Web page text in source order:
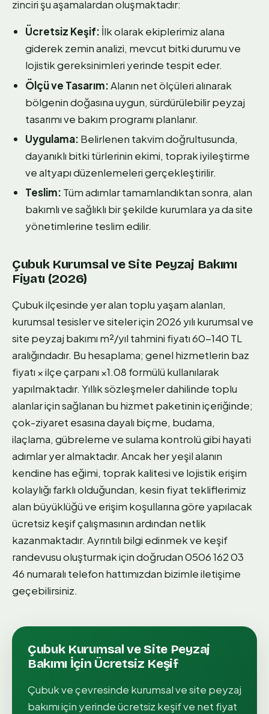
zinciri şu aşamalardan oluşmaktadır:
Ücretsiz Keşif: İlk olarak ekiplerimiz alana
giderek zemin analizi, mevcut bitki durumu ve
lojistik gereksinimleri yerinde tespit eder.
Ölçü ve Tasarım:Alanın net ölçüleri alınarak
bölgenin doğasına uygun, sürdürülebilir peyzaj
tasarımı ve bakım programı planlanır.
Uygulama: Belirlenen takvim doğrultusunda,
dayanıklı bitki türlerinin ekimi, toprak iyileştirme
ve altyapı düzenlemeleri gerçekleştirilir.
Teslim: Tüm adımlar tamamlandıktan sonra, alan
bakımlı ve sağlıklı bir şekilde kurumlara ya da site
yönetimlerine teslim edilir.
Çubuk Kurumsal ve Site Peyzaj Bakımı
Fiyatı (2026)
Çubuk ilçesinde yer alan toplu yaşam alanları,
kurumsal tesisler ve siteler için 2026 yılı kurumsal ve
site peyzaj bakımı m²/yıl tahmini fiyatı 60-140 TL
aralığındadır. Bu hesaplama; genel hizmetlerin baz
fiyatı × ilçe çarpanı ×1.08 formülü kullanılarak
yapılmaktadır. Yıllık sözleşmeler dahilinde toplu
alanlar için sağlanan bu hizmet paketinin içeriğinde;
çok-ziyaret esasına dayalı biçme, budama,
ilaçlama, gübreleme ve sulama kontrolü gibi hayati
adımlar yer almaktadır. Ancak her yeşil alanın
kendine has eğimi, toprak kalitesi ve lojistik erişim
kolaylığı farklı olduğundan, kesin fiyat tekliflerimiz
alan büyüklüğü ve erişim koşullarına göre yapılacak
ücretsiz keşif çalışmasının ardından netlik
kazanmaktadır. Ayrıntılı bilgi edinmek ve keşif
randevusu oluşturmak için doğrudan 0506 162 03
46 numaralı telefon hattımızdan bizimle iletişime
geçebilirsiniz.
Çubuk Kurumsal ve Site Peyzaj
Bakımı İçin Ücretsiz Keşif
Çubukve çevresinde kurumsal ve site peyzaj
bakımıiçin yerinde ücretsiz keşif ve net fiyat